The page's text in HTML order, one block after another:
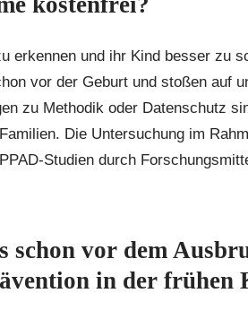
erkennen und ihr Kind besser zu
vor der Geburt und stoßen auf
zu Methodik oder Datenschutz
Die Untersuchung im
Studien durch
schon vor dem
in der frühen